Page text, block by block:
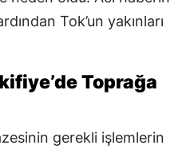
Tok’un yakınları
Toprağa
gerekli işlemlerin